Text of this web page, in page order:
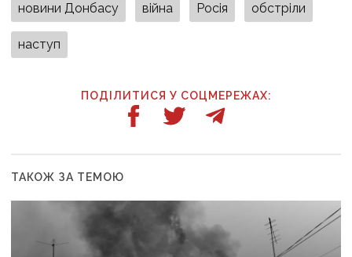
новини Донбасу війна Росія обстріли
наступ
ПОДІЛИТИСЯ У СОЦМЕРЕЖАХ:
ТАКОЖ ЗА ТЕМОЮ